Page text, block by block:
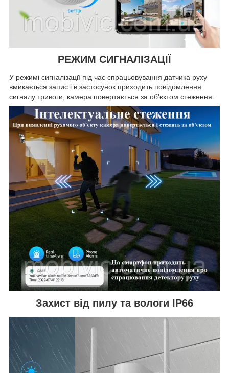
РЕЖИМ СИГНАЛІЗАЦІЇ
У режимі сигналізації під час спрацьовування датчика руху
вмикається запис і в застосунок приходить повідомлення
сигналу тривоги, камера повертається за об'єктом стеження.
Захист від пилу та вологи IP66